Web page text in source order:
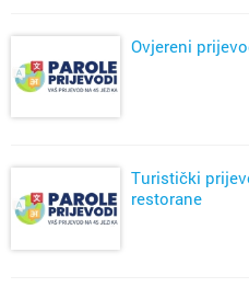
Ovjereni
Turistički
restorane